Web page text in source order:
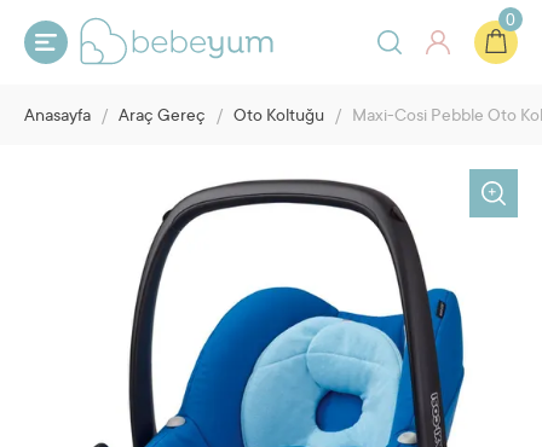
0
Anasayfa / Araç Gereç / Oto Koltuğu / Maxi-Cosi Pebble Oto